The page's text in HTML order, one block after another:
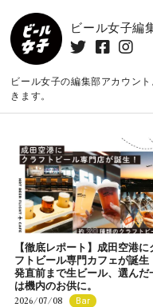
ビール女子編
ビール女子の編集部アカウン
きます。
【徹底レポート】成田空港に
フトビール専門カフェが誕生
発直前まで生ビール、選んだ
は機内のお供に。
2026/07/08 Bar